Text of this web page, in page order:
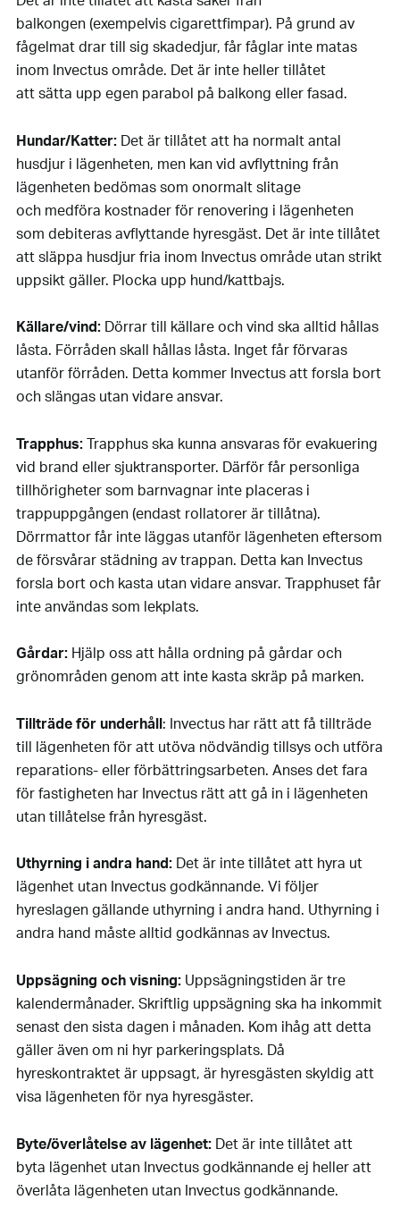
balkongen (exempelvis cigarettfimpar). På grund av
fågelmat drar till sig skadedjur, får fåglar inte matas
inom Invectus område. Det är inte heller tillåtet
att sätta upp egen parabol på balkong eller fasad.
Hundar/Katter:Det är tillåtet att ha normalt antal
husdjur i lägenheten, men kan vid avflyttning från
lägenheten bedömas som onormalt slitage
och medföra kostnader för renovering i lägenheten
som debiteras avflyttande hyresgäst. Det är inte tillåtet
att släppa husdjur fria inom Invectus område utan strikt
uppsikt gäller. Plocka upp hund/kattbajs.
Källare/vind:Dörrar till källare och vind ska alltid hållas
låsta. Förråden skall hållas låsta. Inget får förvaras
utanför förråden. Detta kommer Invectus att forsla bort
och slängas utan vidare ansvar.
Trapphus:Trapphus ska kunna ansvaras för evakuering
vid brand eller sjuktransporter. Därför får personliga
tillhörigheter som barnvagnar inte placeras i
trappuppgången (endast rollatorer är tillåtna).
Dörrmattor får inte läggas utanför lägenheten eftersom
de försvårar städning av trappan. Detta kan Invectus
forsla bort och kasta utan vidare ansvar. Trapphuset får
inte användas som lekplats.
Gårdar:Hjälp oss att hålla ordning på gårdar och
grönområden genom att inte kasta skräp på marken.
Tillträde för underhåll: Invectus har rätt att få tillträde
till lägenheten för att utöva nödvändig tillsys och utföra
reparations- eller förbättringsarbeten. Anses det fara
för fastigheten har Invectus rätt att gå in i lägenheten
utan tillåtelse från hyresgäst.
Uthyrning i andra hand:Det är inte tillåtet att hyra ut
lägenhet utan Invectus godkännande. Vi följer
hyreslagen gällande uthyrning i andra hand. Uthyrning i
andra hand måste alltid godkännas av Invectus.
Uppsägning och visning:Uppsägningstiden är tre
kalendermånader. Skriftlig uppsägning ska ha inkommit
senast den sista dagen i månaden. Kom ihåg att detta
gäller även om ni hyr parkeringsplats. Då
hyreskontraktet är uppsagt, är hyresgästen skyldig att
visa lägenheten för nya hyresgäster.
Byte/överlåtelse av lägenhet:Det är inte tillåtet att
byta lägenhet utan Invectus godkännande ej heller att
överlåta lägenheten utan Invectus godkännande.